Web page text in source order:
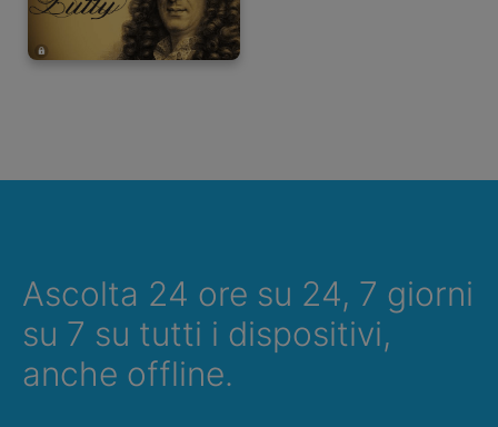
Ascolta 24 ore su 24, 7 giorni
su 7 su tutti i dispositivi,
anche offline.